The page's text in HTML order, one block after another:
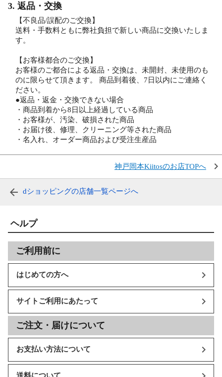
3. 返品・交換
【不良品/誤配のご交換】
送料・手数料ともに弊社負担で新しい商品に交換いたしま
す。
【お客様都合のご交換】
お客様のご都合による返品・交換は、未開封、未使用のも
のに限らせて頂きます。 商品到着後、7日以内にご連絡く
ださい。
●返品・返金・交換できない場合
・商品到着から8日以上経過している商品
・お客様が、汚染、破損された商品
・お届け後、修理、クリーニング等された商品
・名入れ、オーダー商品および受注生産品
神戸岡本Kiitosのお店TOPへ
dショッピングの店舗一覧ページへ
ヘルプ
ご利用前に
はじめての方へ
サイトご利用にあたって
ご注文・届けについて
お支払い方法について